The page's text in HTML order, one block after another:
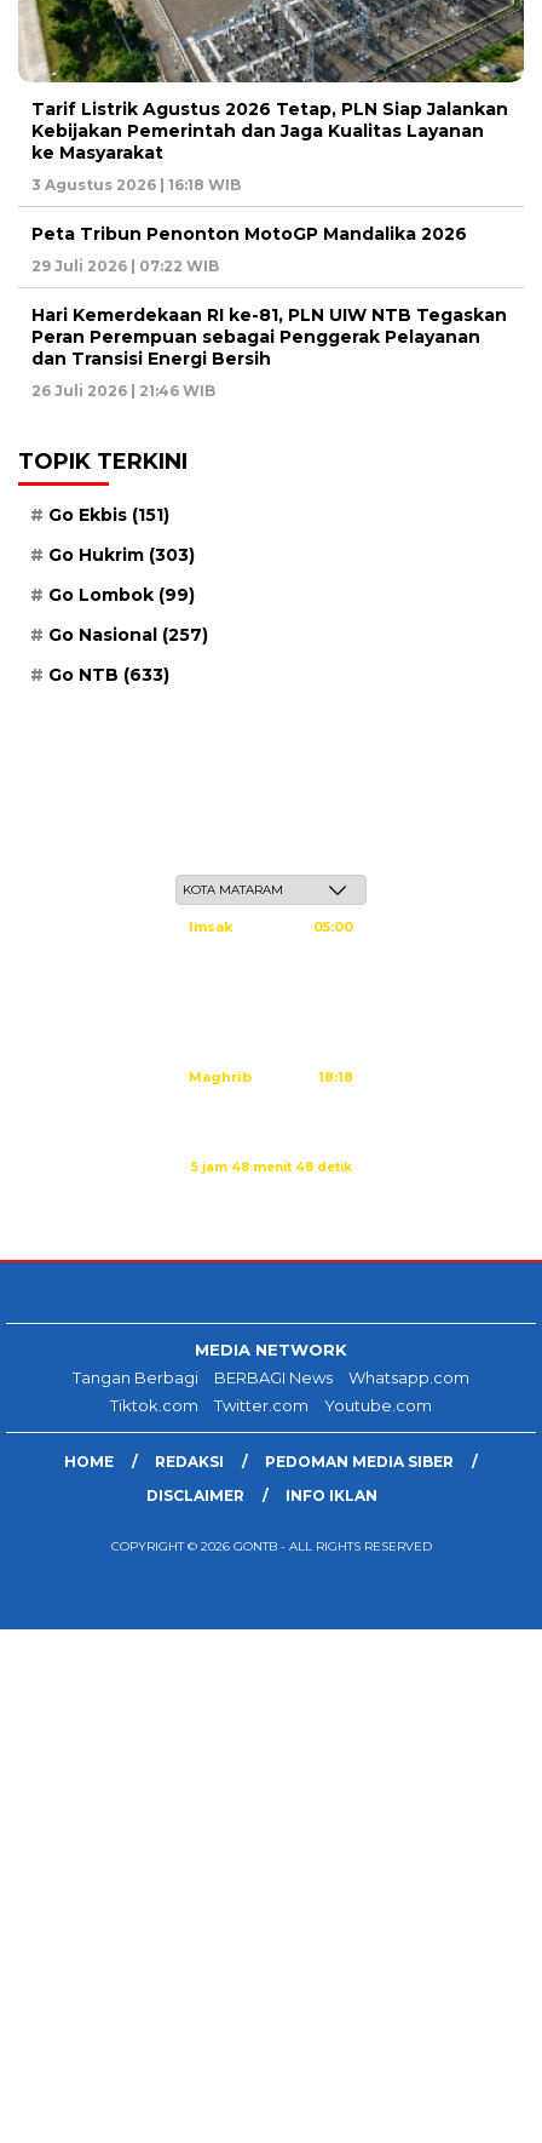
Tarif Listrik Agustus 2026 Tetap, PLN Siap Jalankan
Kebijakan Pemerintah dan Jaga Kualitas Layanan
ke Masyarakat
3 Agustus 2026 | 16:18 WIB
Peta Tribun Penonton MotoGP Mandalika 2026
29 Juli 2026 | 07:22 WIB
Hari Kemerdekaan RI ke-81, PLN UIW NTB Tegaskan
Peran Perempuan sebagai Penggerak Pelayanan
dan Transisi Energi Bersih
26 Juli 2026 | 21:46 WIB
TOPIK TERKINI
Go Ekbis (151)
Go Hukrim (303)
Go Lombok (99)
Go Nasional (257)
Go NTB (633)
Imsak 05:00
Maghrib 18:18
5 jam 48 menit 47 detik
MEDIA NETWORK
Tangan Berbagi
BERBAGI News
Whatsapp.com
Tiktok.com
Twitter.com Youtube.com
HOME REDAKSI
PEDOMAN MEDIA SIBER
DISCLAIMER
INFO IKLAN
COPYRIGHT © 2026 GONTB - ALL RIGHTS RESERVED